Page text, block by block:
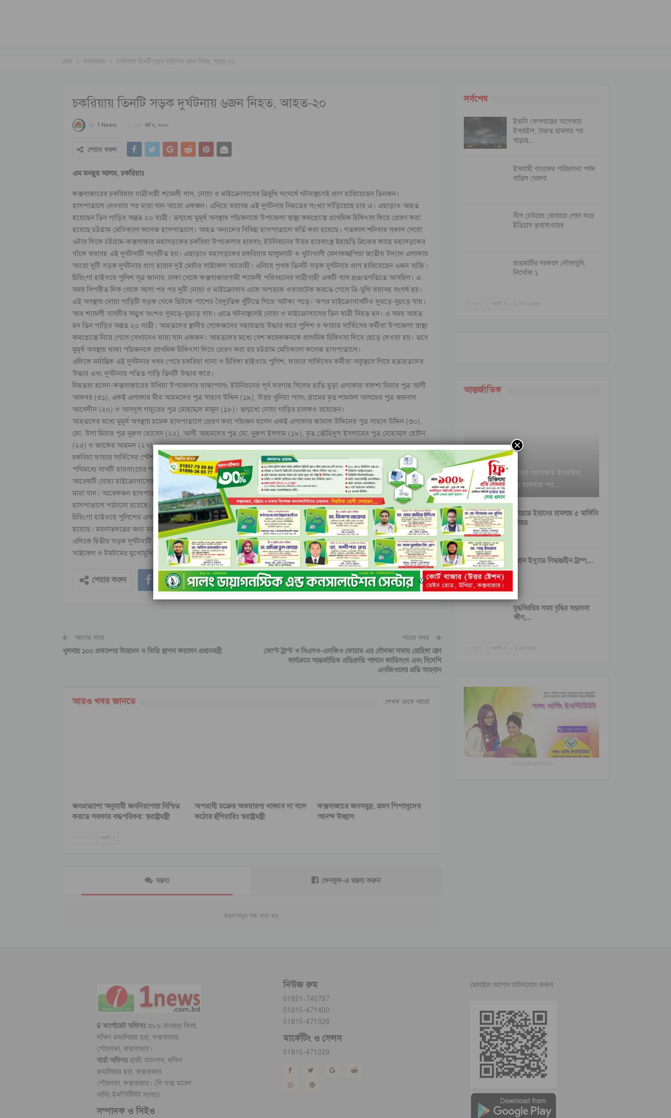
হোম কক্সবাজার চকরিয়ায় তিনটি সড়ক দুর্ঘটনায় ৬জন নিহত, আহত-২০
চকরিয়ায় তিনটি সড়ক দুর্ঘটনায় ৬জন নিহত, আহত-২০
By 1 News On মার্চ ৩, ২০১৮
শেয়ার করুন
এম মনছুর আলম, চকরিয়াঃ
কক্সবাজারের চকরিয়ায় যাত্রীবাহী শ্যামলী বাস, নোয়া ও মাইক্রোবাসের ত্রিমুখি সংঘর্ষে ঘটনাস্থলেই প্রাণ হারিয়েছেন তিনজন।
হাসপাতালে নেওয়ার পর মারা যান আরো একজন। এনিয়ে ভয়াবহ এই দুর্ঘটনায় নিহতের সংখ্যা দাঁড়িয়েছে চার এ। এছাড়াও আহত
হয়েছেন তিন গাড়ির অন্তত ২০ যাত্রী। তন্মধ্যে মুমূর্ষ অবস্থায় পাঁচজনকে উপজেলা স্বাস্থ্য কমপ্লেক্সে প্রাথমিক চিকিৎসা দিয়ে প্রেরণ করা
হয়েছে চট্টগ্রাম মেডিক্যাল কলেজ হাসপাতালে। আহত অন্যদের বিভিন্ন হাসপাতালে ভর্তি করা হয়েছে। গতকাল শনিবার সকাল সোয়া
৬টার দিকে চট্টগ্রাম-কক্সবাজার মহাসড়কের চকরিয়া উপজেলার হারবাং ইউনিয়নের উত্তর হারবাংস্থ ইছাছড়ি ব্রিজের কাছে মহাসড়কের
বাঁকে ভয়াবহ এই দুর্ঘটনাটি সংঘটিত হয়। এছাড়াও মহাসড়কের চকরিয়ার মালুমঘাট ও খুটাখালী মেদাকচ্ছপিয়া জাতীয় উদ্যান এলাকায়
আরো দুটি সড়ক দুর্ঘটনায় প্রাণ হারান দুই মোটর সাইকেল আরোহী। এনিয়ে পৃথক তিনটি সড়ক দুর্ঘটনায় প্রাণ হারিয়েছেন ৬জন ব্যক্তি।
চিরিংগা হাইওয়ে পুলিশ সূত্র জানায়, ঢাকা থেকে কক্সবাজারগামী শ্যামলী পরিবহনের যাত্রীবাহী একটি বাস দ্রæতগতিতে আসছিল। এ
সময় বিপরীত দিক থেকে আসা পর পর দুটি নোয়া ও মাইক্রোবাস একে অপরকে ওভারটেক করতে গেলে ত্রি-মুখি ভয়াবহ সংঘর্ষ হয়।
এই অবস্থায় নোয়া গাড়িটি সড়ক থেকে ছিটকে পাশের বৈদ্যুতিক খুঁটিতে গিয়ে আটকা পড়ে। অপর মাইক্রোবাসটিও দুমড়ে-মুচড়ে যায়।
আর শ্যামলী বাসটির সম্মুখ অংশও দুমড়ে-মুচড়ে যায়। এতে ঘটনাস্থলেই নোয়া ও মাইক্রোবাসের তিন যাত্রী নিহত হন। এ সময় আহত
হন তিন গাড়ির অন্তত ২০ যাত্রী। আহতদের স্থানীয় লোকজনের সহায়তায় উদ্ধার করে পুলিশ ও ফায়ার সার্ভিসের কর্মীরা উপজেলা স্বাস্থ্য
কমপ্লেক্সে নিয়ে গেলে সেখানেও মারা যান একজন। আহতদের মধ্যে বেশ কয়েকজনকে প্রাথমিক চিকিৎসা দিয়ে ছেড়ে দেওয়া হয়। তবে
মুমূর্ষ অবস্থায় থাকা পাঁচজনকে প্রাথমিক চিকিৎসা দিয়ে প্রেরণ করা হয় চট্টগ্রাম মেডিক্যাল কলেজ হাসপাতালে।
এদিকে মর্মান্তিক এই দুর্ঘটনার খবর পেয়ে চকরিয়া থানা ও চিরিঙ্গা হাইওয়ে পুলিশ, ফায়ার সার্ভিসের কর্মীরা অকুস্থলে গিয়ে হতাহতদের
উদ্ধার এবং দুর্ঘটনায় পতিত গাড়ি তিনটি উদ্ধার করে।
নিহতরা হলেন-কক্সবাজারের উখিয়া উপজেলার রাজাপালং ইউনিয়নের পূর্ব দরগাহ বিলের হাতি মুড়া এলাকার বাদশা মিয়ার পুত্র আলী
আকবর (৩১), একই এলাকার মীর আহমদের পুত্র সাহাব উদ্দিন (১৯), উত্তর খুনিয়া পালং গ্রামের মৃত শামশুল আলমের পুত্র জয়নাল
আবেদীন (২০) ও আবদুল গফুরের পুত্র মোহাম্মদ মামুন (১৮)। তন্মধ্যে নোয়া গাড়ির চালকও রয়েছেন।
আহতদের মধ্যে মুমূর্ষ অবস্থায় চমেক হাসপাতালে প্রেরণ করা পাঁচজন হলেন একই এলাকার জামাল উদ্দিনের পুত্র সাহাব উদ্দিন (৩০),
মো. উলা মিয়ার পুত্র নুরুল হোসেন (২২), আলী আহমদের পুত্র মো. নুরুল ইসলাম (১৮), মৃত তৌহিদুল ইসলামের পুত্র মোহাম্মদ ছোটন
(২৫) ও জাকের আহমদ (২৭)।
চকরিয়া ফায়ার সার্ভিসের স্টেশন অফিসার (এসও) জিএম মহিউদ্দিন জানান, যাত্রীবাহী একটি বাস কক্সবাজারের দিকে যাচ্ছিলো।
পথিমধ্যে বাসটি হারবাংয়ের গয়ালমারা এলাকায় পৌঁছলে পেছন থেকে একটি নোহা মাইক্রোবাস ওভারটেক করতে গিয়ে চট্টগ্রামমুখী
আরেকটি নোহা মাইক্রোবাসের সাথে মুখোমুখী সংঘর্ষ হয়। এ সময় শ্যামলী বাসটি খাদে পড়ে যায়। ত্রিমুখী সংঘর্ষে ঘটনাস্থলেই ৩ জন
মারা যান। আরেকজন হাসপাতালে মারা গেছেন। আহত হয়েছেন আরও বেশ কয়েকজন। তাদের উদ্ধার করে চট্টগ্রাম মেডিকেল কলেজ
হাসপাতালে পাঠানো হয়েছে।
চিরিংগা হাইওয়ে পুলিশের এসআই নাছির উদ্দিন জানান, সড়ক দুর্ঘটনায় ৪ জন নিহত হয়েছেন। তাদের আত্মীয়স্বজনদের খবর দেওয়া
হয়েছে। ময়নাতদন্তের জন্য মরদেহ মর্গে পাঠানো হবে।
এদিকে দ্বিতীয় সড়ক দুর্ঘটনাটি ঘটে গতকাল সকাল ১০টার দিকে মহাসড়কের চকরিয়ার মালুমঘাট এলাকায়। এই দুর্ঘটনায় মোটর
সাইকেল ও টমটমের মুখোমুখি সংঘর্ষে আহত মোটর সাইকেল আরোহী
শেয়ার করুন
আগের খবর
খুলনায় ১০০ প্রকল্পের উদ্বোধন ও ভিত্তি স্থাপন করলেন প্রধানমন্ত্রী
পরের খবর
কোস্ট ট্রাস্ট ও সিএসও-এনজিও ফোরাম এর যৌথভা সভায় রোহিঙ্গা ত্রাণ
কার্যক্রমে আন্তর্জাতিক প্রতিশ্রুতি পালনে জাতিসংঘ এবং বিদেশি
এনজিওদের প্রতি আহবান
আরও খবর জানতে লেখক থেকে আরো
জনপ্রত্যাশা অনুযায়ী জননিরাপত্তা নিশ্চিত
করতে সরকার বদ্ধপরিকর: স্বরাষ্ট্রমন্ত্রী
অপরাধী চক্রের অভয়ারণ্য থাকবে না বলে
কঠোর হুঁশিয়ারিঃ স্বরাষ্ট্রমন্ত্রী
কক্সবাজারে জনসমুদ্র, ভ্রমণ পিপাসুদের
আনন্দ উচ্ছ্বাস
পরবর্তী
মন্তব্য ফেসবুক-এ মন্তব্য করুন
মন্তব্যসমূহ বন্ধ করা হয়.
সর্বশেষ
ইরানি ক্ষেপণাস্ত্রের অপেক্ষায়
ইসরাইল; বৈরুত হামলার পর
বাড়ছে…
ইসলামী ব্যাংকের পরিচালনা পর্ষদ
বাতিল ঘোষণা
নীল ঢেউয়ের জোয়ারে গোল করে
ইতিহাস কুরাসাওয়ের
রাঙামাটির বরকলে নৌকাডুবি,
নিখোঁজ ১
পরবর্তী ১ এর ৬,৮৪৮
আন্তর্জাতিক
ইরানি ক্ষেপণাস্ত্রের অপেক্ষায় ইসরাইল;
বৈরুত হামলার পর…
কুয়েতে ইরানের হামলায় ৫ মার্কিনি
আহত
ইরান ইস্যুতে সিদ্ধান্তহীন ট্রাম্প,…
যুদ্ধবিরতির সময় বৃদ্ধির সম্ভাবনা
ক্ষীণ,…
পরবর্তী ১ এর ৫৪৩
কর্পোরেট অফিসঃ ৩৮৯ নাওয়ার ভিলা,
দক্ষিণ রুমালিয়ার ছরা, কক্সবাজার
পৌরসভা, কক্সবাজার।
বার্তা অফিসঃহাজী ম্যানশন, দক্ষিণ
রুমালিয়ার ছরা, কক্সবাজার
পৌরসভা, কক্সবাজার। (দি কক্স মডেল
নার্সিং ইনস্টিটিউট সংলগ্ন)
সম্পাদক ও সিইও
নিউজ রুম
01821-740797
01815-471400
01815-471329
মার্কেটিং ও সেলস
01815-471329
মোবাইল অ্যাপস ডাউনলোড করুন